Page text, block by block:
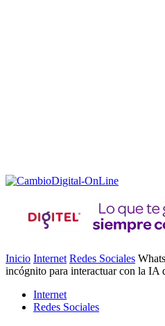
Inicio Internet Redes Sociales
incógnito para interactuar con la IA
Internet
Redes Sociales